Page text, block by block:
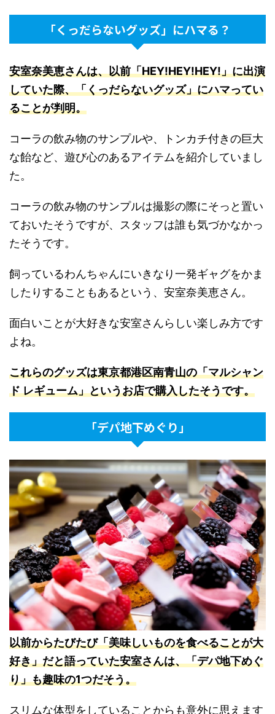
「くっだらないグッズ」にハマる？
安室奈美恵さんは、以前「HEY!HEY!HEY!」に出演
していた際、「くっだらないグッズ」にハマってい
ることが判明。
コーラの飲み物のサンプルや、トンカチ付きの巨大
な飴など、遊び心のあるアイテムを紹介していまし
た。
コーラの飲み物のサンプルは撮影の際にそっと置い
ておいたそうですが、スタッフは誰も気づかなかっ
たそうです。
飼っているわんちゃんにいきなり一発ギャグをかま
したりすることもあるという、安室奈美恵さん。
面白いことが大好きな安室さんらしい楽しみ方です
よね。
これらのグッズは東京都港区南青山の「マルシャン
ド レギューム」というお店で購入したそうです。
「デパ地下めぐり」
以前からたびたび「美味しいものを食べることが大
好き」だと語っていた安室さんは、「デパ地下めぐ
り」も趣味の1つだそう。
スリムな体型をしていることからも意外に思えます